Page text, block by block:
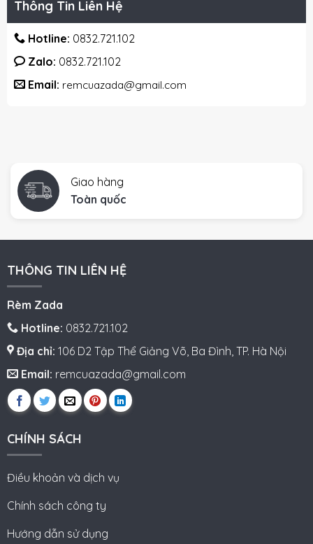
Thông Tin Liên Hệ
Hotline: 0832.721.102
Zalo: 0832.721.102
Email: remcuazada@gmail.com
Giao hàng
Toàn quốc
THÔNG TIN LIÊN HỆ
Rèm Zada
Hotline: 0832.721.102
Địa chỉ: 106 D2 Tập Thể Giảng Võ, Ba Đình, TP. Hà Nội
Email: remcuazada@gmail.com
CHÍNH SÁCH
Điều khoản và dịch vụ
Chính sách công ty
Hướng dẫn sử dụng